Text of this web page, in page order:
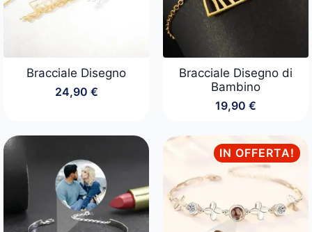
Bracciale Disegno
24,90 €
Bracciale Disegno di
Bambino
19,90 €
IN OFFERTA!